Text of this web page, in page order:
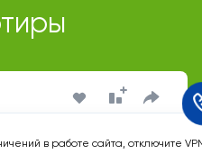
в работе сайта, отключите